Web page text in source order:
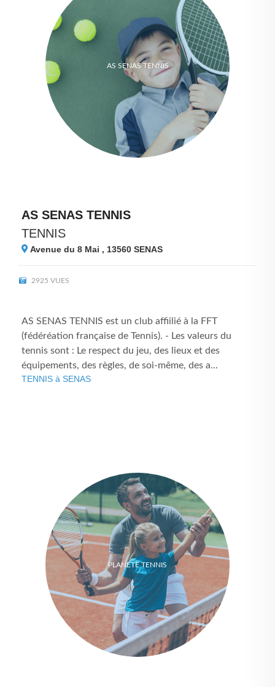
AS SENAS TENNIS
AS SENAS TENNIS
TENNIS
Avenue du 8 Mai , 13560 SENAS
2925 VUES
AS SENAS TENNIS est un club affiilié à la FFT
(fédéréation française de Tennis). - Les valeurs du
tennis sont : Le respect du jeu, des lieux et des
équipements, des règles, de soi-même, des a...
TENNIS à SENAS
PLANETE TENNIS